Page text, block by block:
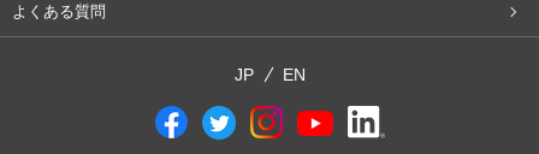
よくある質問
JP EN